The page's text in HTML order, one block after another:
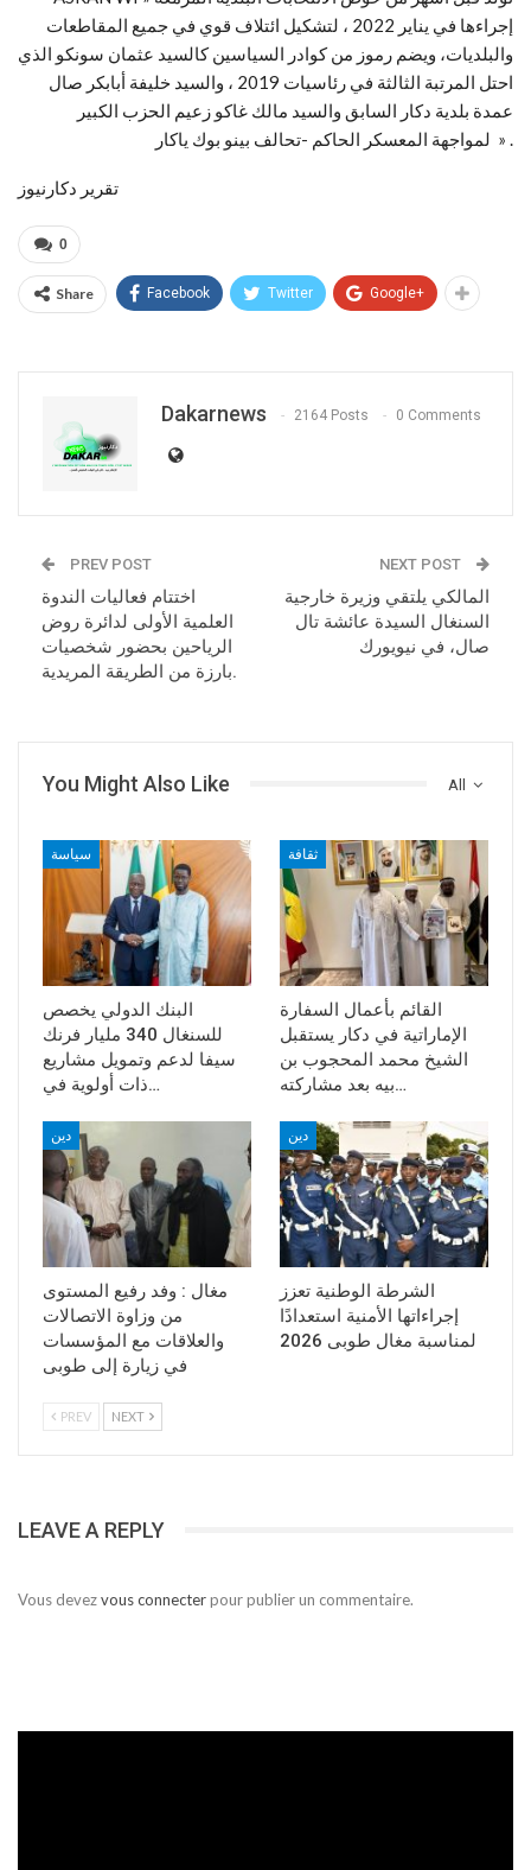
إجراءها في يناير 2022 ، لتشكيل ائتلاف قوي في جميع المقاطعات
والبلديات، ويضم رموز من كوادر السياسين كالسيد عثمان سونكو الذي
احتل المرتبة الثالثة في رئاسيات 2019 ، والسيد خليفة أبابكر صال
عمدة بلدية دكار السابق والسيد مالك غاكو زعيم الحزب الكبير
لمواجهة المعسكر الحاكم -تحالف بينو بوك ياكار » .
تقرير دكارنيوز
0
Share Facebook Twitter Google+
Dakarnews 2164 Posts 0 Comments
PREV POST
اختتام فعاليات الندوة
العلمية الأولى لدائرة روض
الرياحين بحضور شخصيات
بارزة من الطريقة المريدية.
NEXT POST
المالكي يلتقي وزيرة خارجية
السنغال السيدة عائشة تال
صال، في نيويورك
All
You Might Also Like
سياسة
البنك الدولي يخصص
للسنغال 340 مليار فرنك
سيفا لدعم وتمويل مشاريع
ذات أولوية في…
ثقافة
القائم بأعمال السفارة
الإماراتية في دكار يستقبل
الشيخ محمد المحجوب بن
بيه بعد مشاركته…
دين
مغال : وفد رفيع المستوى
من وزاوة الاتصالات
والعلاقات مع المؤسسات
في زيارة إلى طوبى
دين
الشرطة الوطنية تعزز
إجراءاتها الأمنية استعدادًا
لمناسبة مغال طوبى 2026
PREV NEXT
LEAVE A REPLY
Vous devezvous connecterpour publier un commentaire.